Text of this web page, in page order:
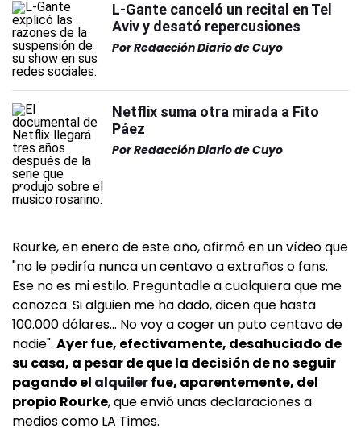
L-Gante canceló un recital en Tel
Aviv y desató repercusiones
PorRedacción Diario de Cuyo
Netflix suma otra mirada a Fito
Páez
PorRedacción Diario de Cuyo
Rourke, en enero de este año, afirmó en un vídeo que
"no le pediría nunca un centavo a extraños o fans.
Ese no es mi estilo. Preguntadle a cualquiera que me
conozca. Si alguien me ha dado, dicen que hasta
100.000 dólares... No voy a coger un puto centavo de
nadie". Ayer fue, efectivamente, desahuciado de
su casa, a pesar de que la decisión de no seguir
pagando el alquilerfue, aparentemente, del
propio Rourke, que envió unas declaraciones a
medios como LA Times.